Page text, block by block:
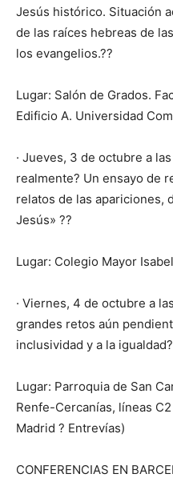
Jesús histórico. Situación
de las raíces hebreas de
los evangelios.??
Lugar: Salón de Grados.
Edificio A. Universidad
· Jueves, 3 de octubre a
realmente? Un ensayo de
relatos de las apariciones,
Jesús» ??
Lugar: Colegio Mayor
· Viernes, 4 de octubre a
grandes retos aún
inclusividad y a la
Lugar: Parroquia de San
Renfe-Cercanías, líneas
Madrid ? Entrevías)
CONFERENCIAS EN